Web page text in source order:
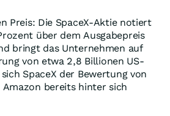
Preis: Die SpaceX-Aktie notiert
über dem Ausgabepreis
bringt das Unternehmen auf
von etwa 2,8 Billionen US-
SpaceX der Bewertung von
bereits hinter sich